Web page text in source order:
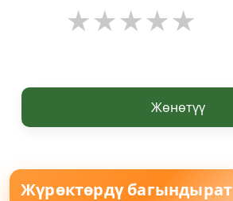
Жөнөтүү
Жүрөктөрдү багындырат